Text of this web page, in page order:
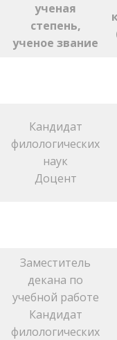
ученая
степень,
ученое звание
Кандидат
филологических
наук
Доцент
Заместитель
декана по
учебной работе
Кандидат
филологических